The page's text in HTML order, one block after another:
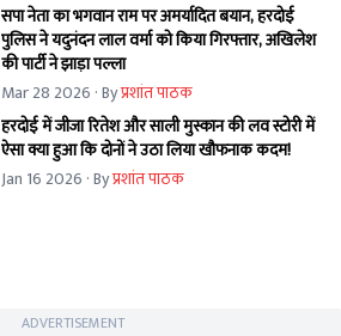
सपा नेता का भगवान राम पर अमर्यादित बयान, हरदोई
पुलिस ने यदुनंदन लाल वर्मा को किया गिरफ्तार, अखिलेश
की पार्टी ने झाड़ा पल्ला
Mar 28 2026 · Byप्रशांत पाठक
हरदोई में जीजा रितेश और साली मुस्कान की लव स्टोरी में
ऐसा क्या हुआ कि दोनों ने उठा लिया खौफनाक कदम!
Jan 16 2026 · Byप्रशांत पाठक
ADVERTISEMENT